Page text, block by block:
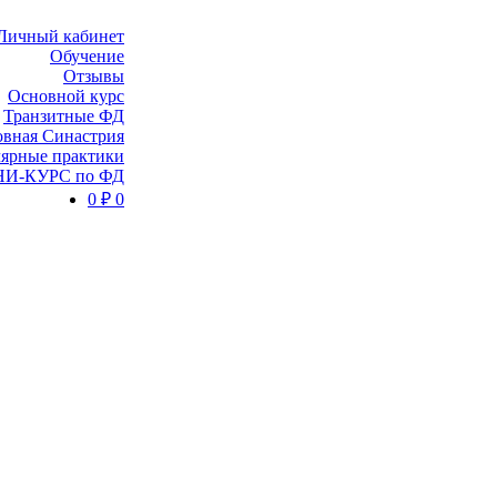
кабинет
Обучение
Отзывы
Основной курс
Транзитные ФД
Синастрия
практики
КУРС по ФД
0 ₽ 0